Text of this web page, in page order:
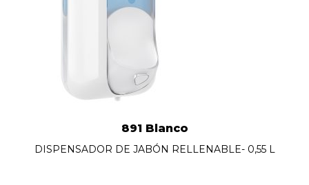
891 Blanco
DISPENSADOR DE JABÓN RELLENABLE- 0,55 L